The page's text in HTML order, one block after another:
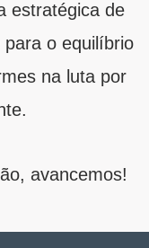
estratégica de
o equilíbrio
na luta por
avancemos!